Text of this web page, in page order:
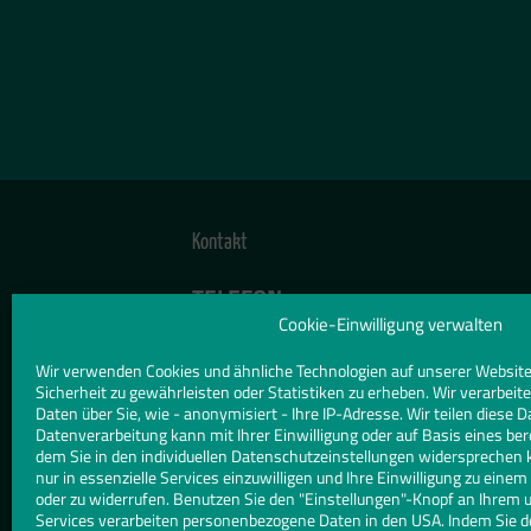
Cookie-Einwilligung verwalten
Wir verwenden Cookies und ähnliche Technologien auf unserer
Sicherheit zu gewährleisten oder Statistiken zu erheben. Wir
Daten über Sie, wie - anonymisiert - Ihre IP-Adresse. Wir teilen diese
Datenverarbeitung kann mit Ihrer Einwilligung oder auf Basis eines
dem Sie in den individuellen Datenschutzeinstellungen widersprechen
nur in essenzielle Services einzuwilligen und Ihre Einwilligung zu
oder zu widerrufen. Benutzen Sie den "Einstellungen"-Knopf an Ihrem
Services verarbeiten personenbezogene Daten in den USA. Indem Sie
Kontakt
TELEFON
08171 90 333
E-MAIL
info@allgaeuer-glaserei.de
WEBSITE
www.glaserei-allgaeuer.de